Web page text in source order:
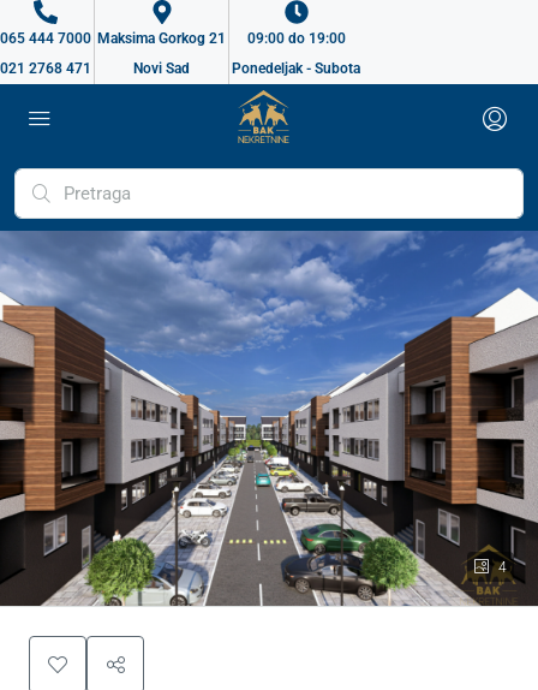
065 444 7000
021 2768 471
Maksima Gorkog 21
Novi Sad
09:00 do 19:00
Ponedeljak - Subota
4